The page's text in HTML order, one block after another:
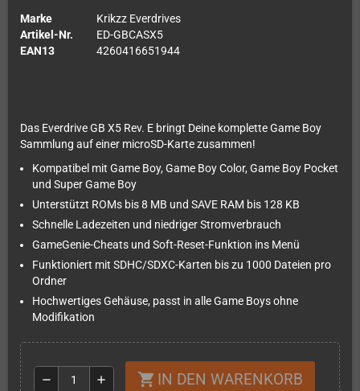
Marke
Krikzz Everdrives
Artikel-Nr.
ED-GBCASX5
EAN13
4260416651944
Das Everdrive GB X5 Rev. E bringt Deine komplette Game Boy
Sammlung auf einer microSD-Karte zusammen!
Kompatibel mit Game Boy, Game Boy Color, Game Boy Pocket
und Super Game Boy
Unterstützt ROMs bis 8 MB und SAVE RAM bis 128 KB
Schnelle Ladezeiten und niedriger Stromverbrauch
GameGenie-Cheats und Soft-Reset-Funktion ins Menü
Funktioniert mit SDHC/SDXC-Karten bis zu 1000 Dateien pro
Ordner
Hochwertiges Gehäuse, passt in alle Game Boys ohne
Modifikation
remove add shopping_cart IN DEN WARENKORB